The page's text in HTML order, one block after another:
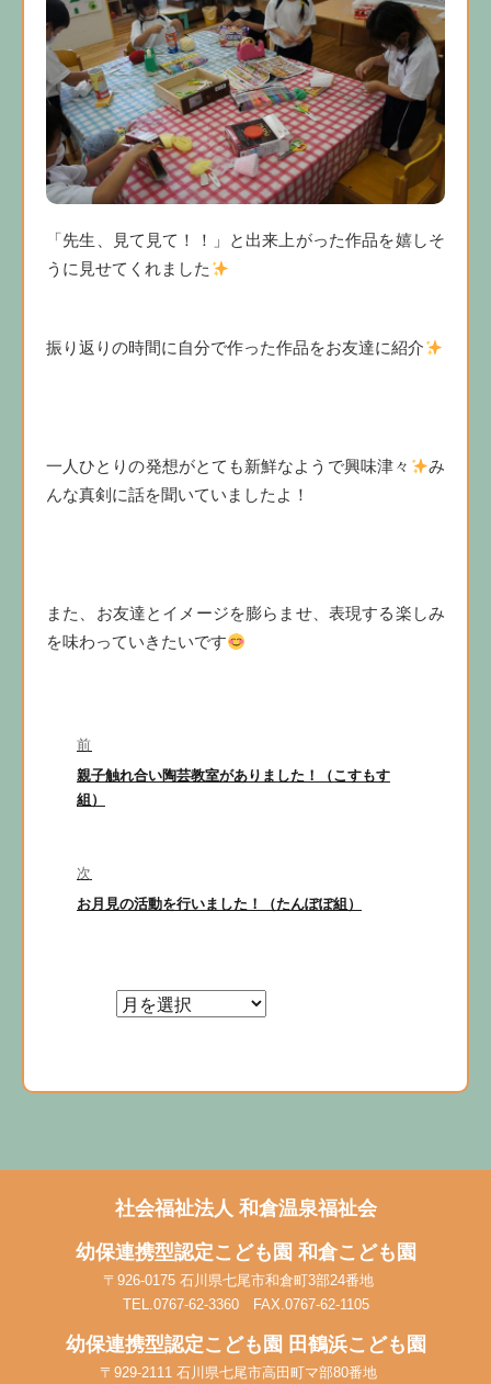
「先生、見て見て！！」と出来上がった作品を嬉しそ
うに見せてくれました
振り返りの時間に自分で作った作品をお友達に紹介
一人ひとりの発想がとても新鮮なようで興味津々
み
んな真剣に話を聞いていましたよ！
また、お友達とイメージを膨らませ、表現する楽しみ
を味わっていきたいです
稿
ナ
ゲ
ー
前
前
の
親子触れ合い陶芸教室がありました！（こすもす
組）
次
次
お月見の活動を行いました！（たんぽぽ組）
社会福祉法人 和倉温泉福祉会
幼保連携型認定こども園 和倉こども園
〒926-0175 石川県七尾市和倉町3部24番地
TEL.0767-62-3360 FAX.0767-62-1105
幼保連携型認定こども園 田鶴浜こども園
〒929-2111 石川県七尾市高田町マ部80番地